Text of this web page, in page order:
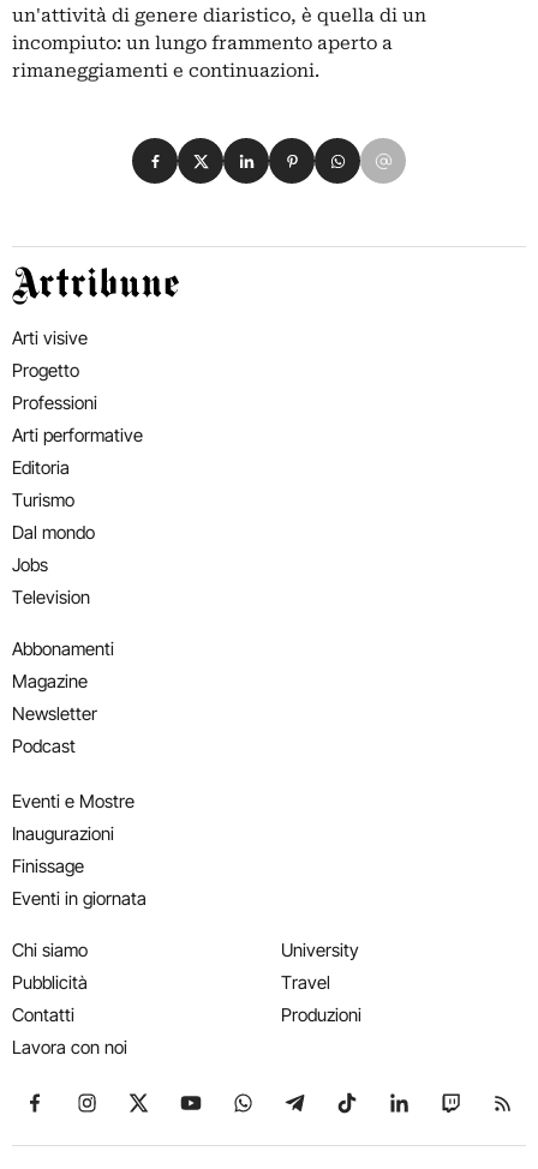
un'attività di genere diaristico, è quella di un
incompiuto: un lungo frammento aperto a
rimaneggiamenti e continuazioni.
Condividi su Facebook
Condividi su X
Condividi su LinkedIn
Condividi su Pinterest
Condividi su WhatsApp
Condividi su Email
Artribune
Arti visive
Progetto
Professioni
Arti performative
Editoria
Turismo
Dal mondo
Jobs
Television
Abbonamenti
Magazine
Newsletter
Podcast
Eventi e Mostre
Inaugurazioni
Finissage
Eventi in giornata
Chi siamo
Pubblicità
Contatti
Lavora con noi
University
Travel
Produzioni
Seguici su Facebook
Seguici su Instagram
Seguici su X
Seguici su YouTube
Seguici su WhatsApp
Seguici su Telegram
Seguici su TikTok
Seguici su
Seguici